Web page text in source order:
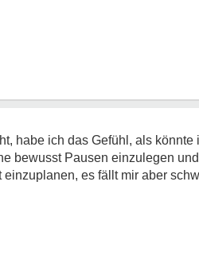
habe ich das Gefühl, als
bewusst Pausen einzulegen
es fällt mir aber